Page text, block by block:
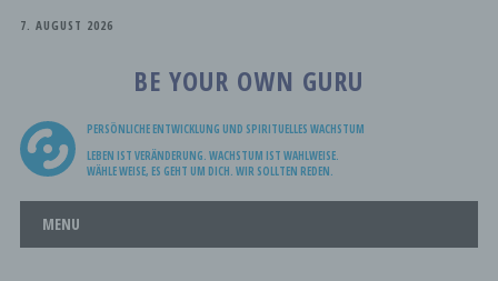
7. AUGUST 2026
BE YOUR OWN GURU
PERSÖNLICHE ENTWICKLUNG UND SPIRITUELLES WACHSTUM
LEBEN IST VERÄNDERUNG. WACHSTUM IST WAHLWEISE.
WÄHLE WEISE, ES GEHT UM DICH. WIR SOLLTEN REDEN.
Main menu
MENU